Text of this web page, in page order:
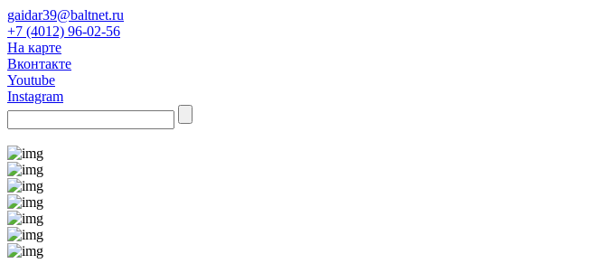
gaidar39@baltnet.ru
+7 (4012) 96-02-56
На карте
Вконтакте
Youtube
Instagram